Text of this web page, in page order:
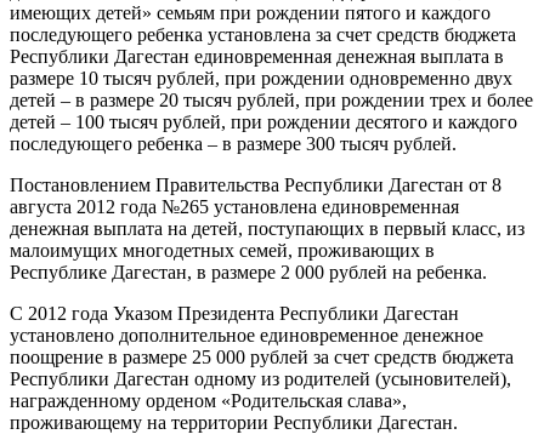
имеющих детей» семьям при рождении пятого и каждого
последующего ребенка установлена за счет средств бюджета
Республики Дагестан единовременная денежная выплата в
размере 10 тысяч рублей, при рождении одновременно двух
детей – в размере 20 тысяч рублей, при рождении трех и более
детей – 100 тысяч рублей, при рождении десятого и каждого
последующего ребенка – в размере 300 тысяч рублей.
Постановлением Правительства Республики Дагестан от 8
августа 2012 года №265 установлена единовременная
денежная выплата на детей, поступающих в первый класс, из
малоимущих многодетных семей, проживающих в
Республике Дагестан, в размере 2 000 рублей на ребенка.
С 2012 года Указом Президента Республики Дагестан
установлено дополнительное единовременное денежное
поощрение в размере 25 000 рублей за счет средств бюджета
Республики Дагестан одному из родителей (усыновителей),
награжденному орденом «Родительская слава»,
проживающему на территории Республики Дагестан.